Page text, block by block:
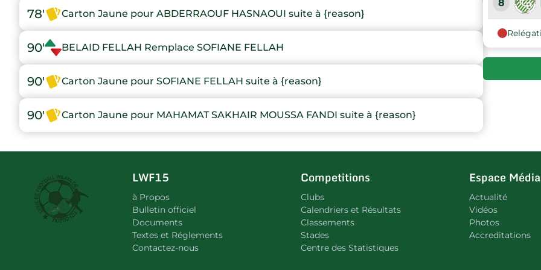
78' Carton Jaune pour ABDERRAOUF HASNAOUI suite à {reason}
90' BELAID FELLAH Remplace SOFIANE FELLAH
90' Carton Jaune pour SOFIANE FELLAH suite à {reason}
90' Carton Jaune pour MAHAMAT SAKHAIR MOUSSA FANDI suite à {reason}
8
9
LWF15
à Propos
Bulletin officiel
Documents
Textes et Réglements
Contactez-nous
Competitions
Clubs
Calendriers et Résultats
Classements
Stades
Centre des Statistiques
Espace Média
Actualité
Vidéos
Photos
Accreditations